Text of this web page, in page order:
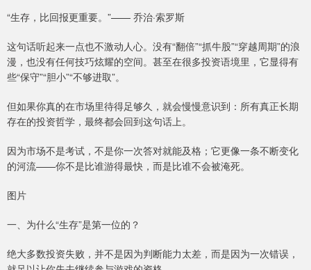
“生存，比回报更重要。”—— 乔治·索罗斯
这句话听起来一点也不激动人心。没有“翻倍”“抓牛股”“穿越周期”的浪
漫，也没有任何技巧炫耀的空间。甚至在很多投资语境里，它显得有
些“保守”“胆小”“不够进取”。
但如果你真的在市场里待得足够久，就会慢慢意识到：所有真正长期
存在的投资哲学，最终都会回到这句话上。
因为市场不是考试，不是你一次答对就能及格；它更像一条不断变化
的河流——你不是比谁游得最快，而是比谁不会被淹死。
图片
一、为什么“生存”是第一位的？
绝大多数投资失败，并不是因为判断能力太差，而是因为一次错误，